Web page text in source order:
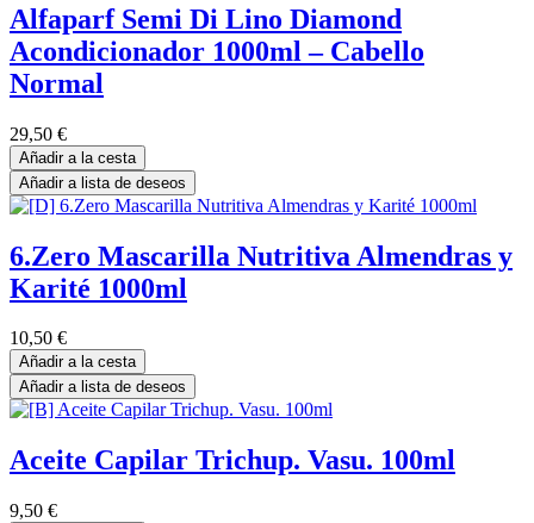
Alfaparf Semi Di Lino Diamond
Acondicionador 1000ml – Cabello
Normal
29,50 €
Añadir a la cesta
Añadir a lista de deseos
6.Zero Mascarilla Nutritiva Almendras y
Karité 1000ml
10,50 €
Añadir a la cesta
Añadir a lista de deseos
Aceite Capilar Trichup. Vasu. 100ml
9,50 €